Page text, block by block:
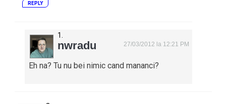
REPLY
nwradu 27/03/2012 la 12:21 PM
Eh na? Tu nu bei nimic cand mananci?